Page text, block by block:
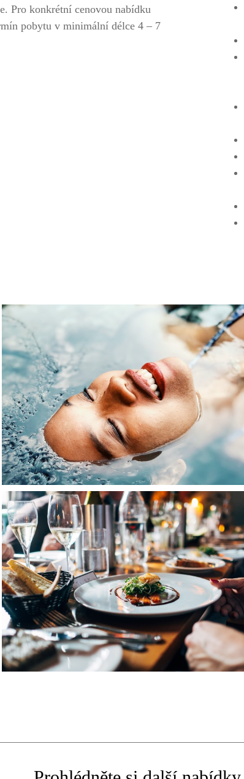
Pro konkrétní cenovou nabídku
pobytu v minimální délce 4 – 7